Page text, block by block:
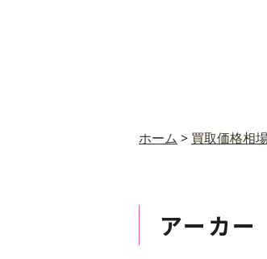
ホーム > 買取価格相
アーカ